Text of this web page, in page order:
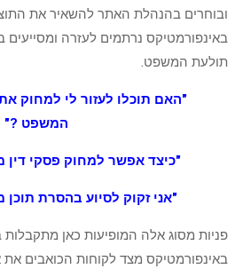
ובוחרים בהנהלת האתר להשאיר את
באינפורמטיקס נרתמים לעזרה
תולעת המשפט.
"האם תוכלו לעזור לי למחוק
המשפט ?"
"כיצד אפשר למחוק פסקי
"אני זקוק לסיוע בהסרת
פניות מסוג אלה המופיעות כאן מתקבלות
באינפורמטיקס מצד לקוחות הכואבים